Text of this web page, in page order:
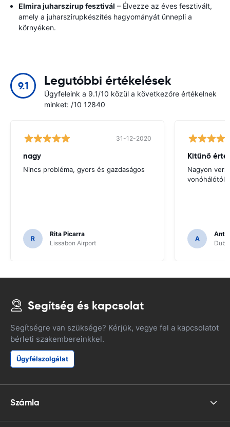
Elmira juharszirup fesztivál – Élvezze az éves fesztivált,
amely a juharszirupkészítés hagyományát ünnepli a
környéken.
9.1 Legutóbbi értékelések
Ügyfeleink a 9.1/10 közül a következőre értékelnek
minket: /10 12840
31-12-2020
nagy
Nincs probléma, gyors és gazdaságos
R
Rita Picarra
Lissabon Airport
Kitűnő
Nagyon
vonóhálótól
A
Segítség és kapcsolat
Segítségre van szüksége? Kérjük, vegye fel a kapcsolatot
bérleti szakembereinkkel.
Ügyfélszolgálat
Számla